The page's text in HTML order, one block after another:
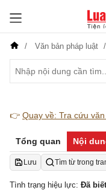
Văn bản pháp luật
👉 Quay về: Tra cứu
Tổng quan Nội
Lưu Tìm từ trong
Tình trạng hiệu lực: Đã biết